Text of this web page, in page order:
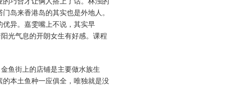
岛来香港岛的其实也是外地人。
异。嘉雯嘴上不说，其实早
光气息的开朗女生有好感。课程
鱼街上的店铺是主要做水族生
本土鱼种一应俱全，唯独就是没